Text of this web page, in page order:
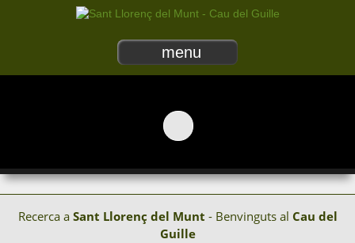
menu
Recerca a Sant Llorenç del Munt - Benvinguts al Cau del
Guille